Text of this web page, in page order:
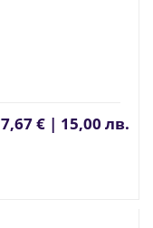
7,67 € | 15,00 лв.